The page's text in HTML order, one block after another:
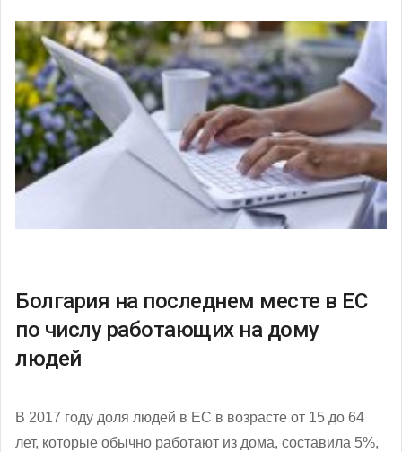
Болгария на последнем месте в ЕС
по числу работающих на дому
людей
В 2017 году доля людей в ЕС в возрасте от 15 до 64
лет, которые обычно работают из дома, составила 5%,